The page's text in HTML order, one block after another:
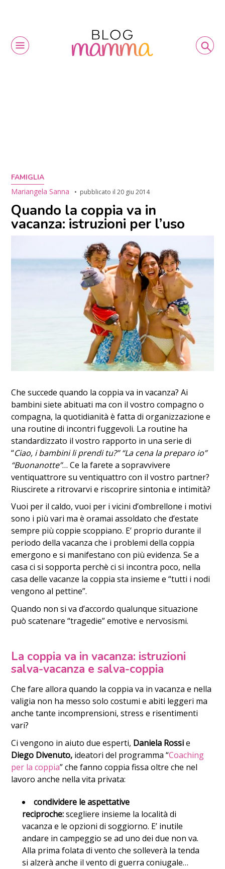
FAMIGLIA
Mariangela Sanna
pubblicato il20 giu 2014
Quando la coppia va in
vacanza: istruzioni per l’uso
Che succede quando la coppia va in vacanza? Ai
bambini siete abituati ma con il vostro compagno o
compagna, la quotidianità è fatta di organizzazione e
una routine di incontri fuggevoli. La routine ha
standardizzato il vostro rapporto in una serie di
“Ciao, i bambini li prendi tu?” “La cena la preparo io”
“Buonanotte”… Ce la farete a sopravvivere
ventiquattrore su ventiquattro con il vostro partner?
Riuscirete a ritrovarvi e riscoprire sintonia e intimità?
Vuoi per il caldo, vuoi per i vicini d’ombrellone i motivi
sono i più vari ma è oramai assoldato che d’estate
sempre più coppie scoppiano. E’ proprio durante il
periodo della vacanza che i problemi della coppia
emergono e si manifestano con più evidenza. Se a
casa ci si sopporta perchè ci si incontra poco, nella
casa delle vacanze la coppia sta insieme e “tutti i nodi
vengono al pettine”.
Quando non si va d’accordo qualunque situazione
può scatenare “tragedie” emotive e nervosismi.
La coppia va in vacanza: istruzioni
salva-vacanza e salva-coppia
Che fare allora quando la coppia va in vacanza e nella
valigia non ha messo solo costumi e abiti leggeri ma
anche tante incomprensioni, stress e risentimenti
vari?
Ci vengono in aiuto due esperti, Daniela Rossie
Diego Divenuto, ideatori del programma “Coaching
per la coppia” che fanno coppia fissa oltre che nel
lavoro anche nella vita privata:
condividere le aspettative
reciproche:scegliere insieme la località di
vacanza e le opzioni di soggiorno. E’ inutile
andare in campeggio se ad uno dei due non va.
Alla prima folata di vento che solleverà la tenda
si alzerà anche il vento di guerra coniugale…